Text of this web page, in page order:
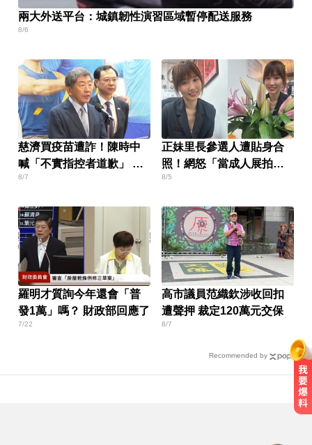
兩大外送平台：城鎮韌性演習區域暫停配送服務
8/6
慈濟買疫苗遭詐！陳時中
喊「不實指控者道歉」 蔣
萬安回應了
8/7
正妹里長參選人遭貼身合
照！網怒「當成人展拍」
本人回應了
8/5
羅明才質詢今年還會「普
發1萬」嗎？ 財政部回應了
7/22
高市議員范織欽涉收回扣
遭聲押 裁定120萬元交保
8/7
Recommended by